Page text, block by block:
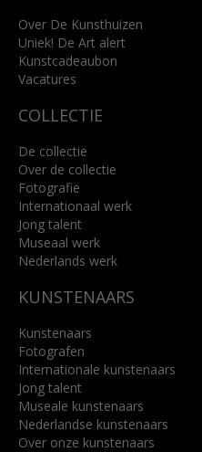
info@kunsthuisbreda.nl
Lees meer
Over De Kunsthuizen
Uniek! De Art alert
Kunstcadeaubon
Vacatures
COLLECTIE
De collectie
Over de collectie
Fotografie
Internationaal werk
Jong talent
Museaal werk
Nederlands werk
KUNSTENAARS
Kunstenaars
Fotografen
Internationale kunstenaars
Jong talent
Museale kunstenaars
Nederlandse kunstenaars
Over onze kunstenaars